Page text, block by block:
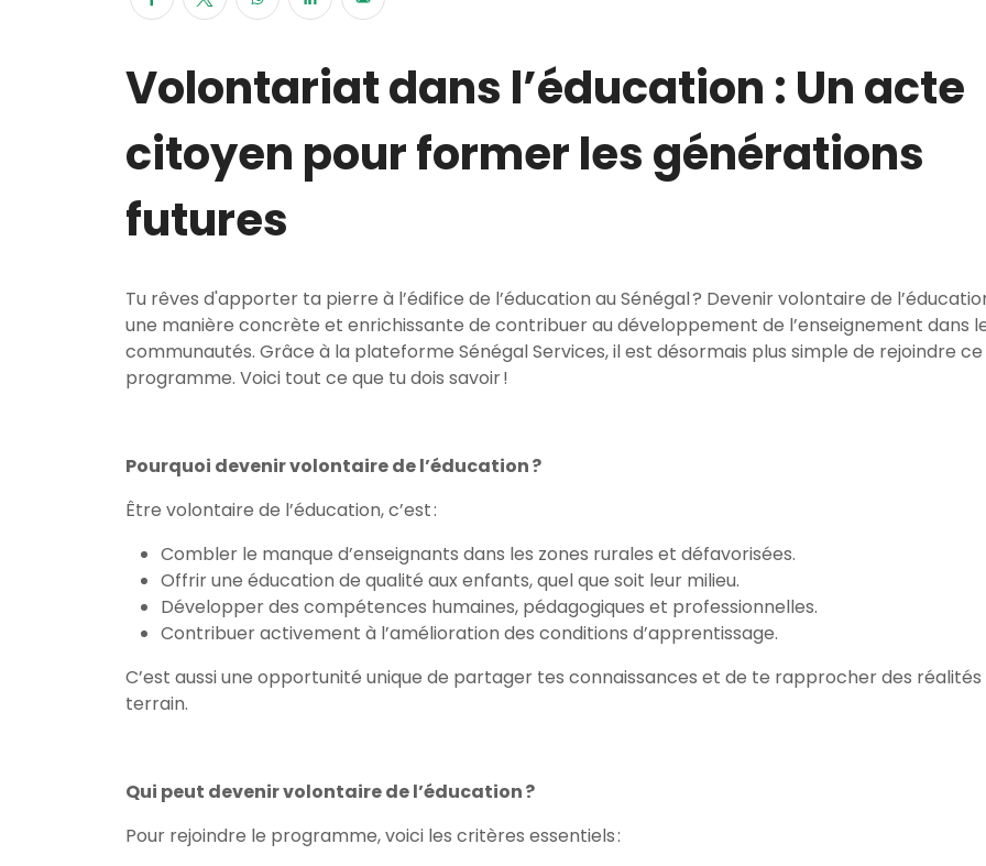
Volontariat dans l’éducation : Un acte
citoyen pour former les générations
futures
Tu rêves d'apporter ta pierre à l’édifice de l’éducation au Sénégal ? Devenir volontaire de
une manière concrète et enrichissante de contribuer au développement de l’enseignement dans
communautés. Grâce à la plateforme Sénégal Services, il est désormais plus simple de rejoindre ce
programme. Voici tout ce que tu dois savoir !
Pourquoi devenir volontaire de l’éducation ?
Être volontaire de l’éducation, c’est :
Combler le manque d’enseignants dans les zones rurales et défavorisées.
Offrir une éducation de qualité aux enfants, quel que soit leur milieu.
Développer des compétences humaines, pédagogiques et professionnelles.
Contribuer activement à l’amélioration des conditions d’apprentissage.
C’est aussi une opportunité unique de partager tes connaissances et de te rapprocher des réalités
terrain.
Qui peut devenir volontaire de l’éducation ?
Pour rejoindre le programme, voici les critères essentiels :